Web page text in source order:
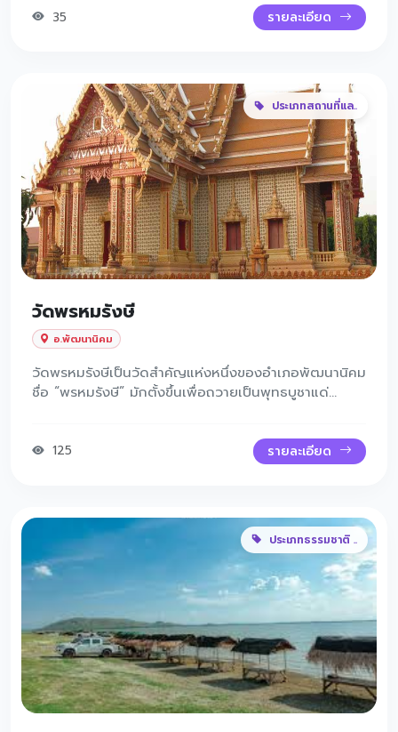
วิทยากรการทำขนม ขนมเปียกปูนกะทิสด - เป็นวิทยากร
35 รายละเอียด
ประเภทสถานที่แล..
วัดพรหมรังษี
อ.พัฒนานิคม
วัดพรหมรังษีเป็นวัดสำคัญแห่งหนึ่งของอำเภอพัฒนานิคม
ชื่อ “พรหมรังษี” มักตั้งขึ้นเพื่อถวายเป็นพุทธบูชาแด่
125 รายละเอียด
ประเภทธรรมชาติ ..